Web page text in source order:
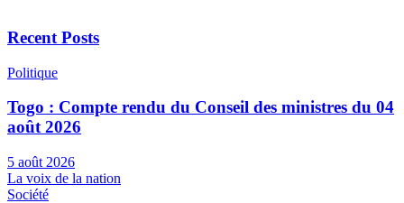
Recent Posts
Politique
Togo : Compte rendu du Conseil des ministres du 04
août 2026
5 août 2026
La voix de la nation
Société